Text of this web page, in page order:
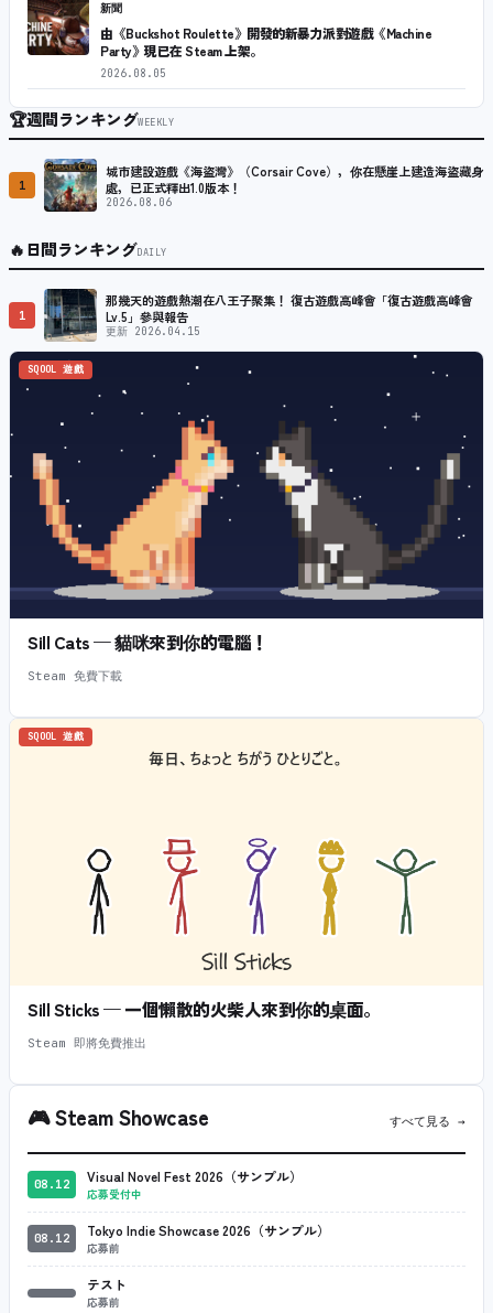
新聞
由《Buckshot Roulette》開發的新暴力派對遊戲《Machine
Party》現已在 Steam 上架。
2026.08.05
🏆週間ランキングWEEKLY
1
城市建設遊戲《海盜灣》（Corsair Cove），你在懸崖上建造海盜藏身
處，已正式釋出1.0版本！
2026.08.06
🔥日間ランキングDAILY
1
那幾天的遊戲熱潮在八王子聚集！ 復古遊戲高峰會「復古遊戲高峰會
Lv.5」參與報告
更新 2026.04.15
SQOOL 遊戲
Sill Cats — 貓咪來到你的電腦！
Steam 免費下載
SQOOL 遊戲
Sill Sticks — 一個懶散的火柴人來到你的桌面。
Steam 即將免費推出
🎮Steam Showcase すべて見る →
08.12 Visual Novel Fest 2026（サンプル）
応募受付中
08.12 Tokyo Indie Showcase 2026（サンプル）
応募前
テスト
応募前